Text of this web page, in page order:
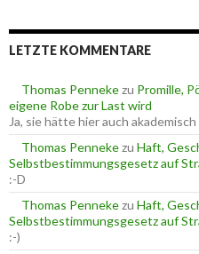
n
e
n
c
h
:
LETZTE KOMMENTARE
Thomas Pennekezu Promille,
eigene Robe zur Last wird
Ja, sie hätte hier auch
Thomas Pennekezu Haft,
Selbstbestimmungsgesetz auf
:-D
Thomas Pennekezu Haft,
Selbstbestimmungsgesetz auf
:-)